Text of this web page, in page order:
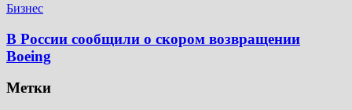
Бизнес
В России сообщили о скором возвращении
Boeing
Метки